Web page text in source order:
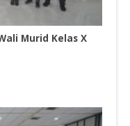
Murid Kelas X